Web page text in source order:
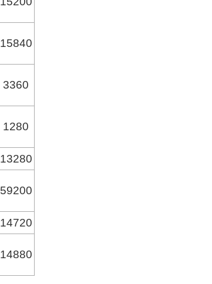
15840
3360
1280
13280
59200
14720
14880